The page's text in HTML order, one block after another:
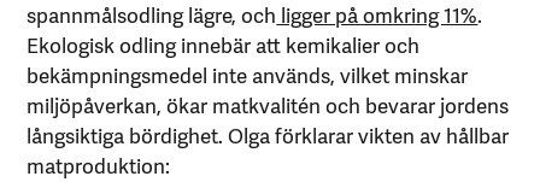
spannmålsodling lägre, och ligger på omkring 11%.
Ekologisk odling innebär att kemikalier och
bekämpningsmedel inte används, vilket minskar
miljöpåverkan, ökar matkvalitén och bevarar jordens
långsiktiga bördighet. Olga förklarar vikten av hållbar
matproduktion: